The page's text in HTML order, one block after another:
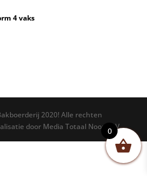
4 vaks
2020! Alle rechten
door Media Totaal Noord BV
0